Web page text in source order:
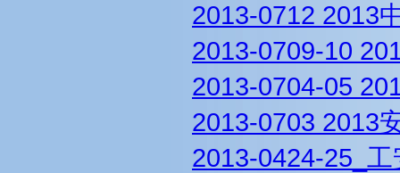
2013-0712 2013
2013-0709-10
2013-0704-05
2013-0703 2013
2013-0424-25_